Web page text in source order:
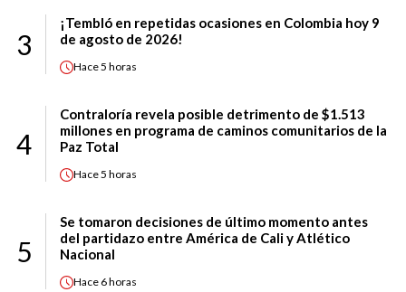
3
¡Tembló en repetidas ocasiones en Colombia hoy 9
de agosto de 2026!
Hace5 horas
4
Contraloría revela posible detrimento de $1.513
millones en programa de caminos comunitarios de la
Paz Total
Hace5 horas
5
Se tomaron decisiones de último momento antes
del partidazo entre América de Cali y Atlético
Nacional
Hace 6 horas